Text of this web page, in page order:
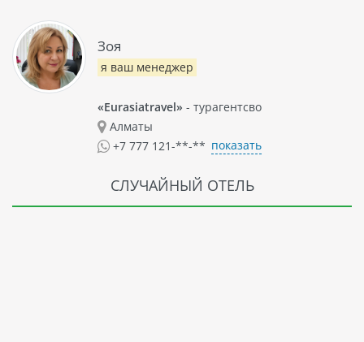
Зоя
я ваш менеджер
«Eurasiatravel» - турагентсво
Алматы
+7 777 121-**-** показать
СЛУЧАЙНЫЙ ОТЕЛЬ